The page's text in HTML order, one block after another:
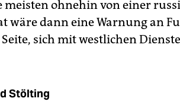
ohnehin von einer
wäre dann eine Warnung an
sich mit westlichen
Stölting